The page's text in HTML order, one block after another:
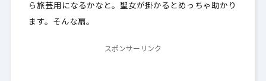
ら旅芸用になるかなと。聖女が掛かるとめっちゃ助かり
ます。そんな扇。
スポンサーリンク